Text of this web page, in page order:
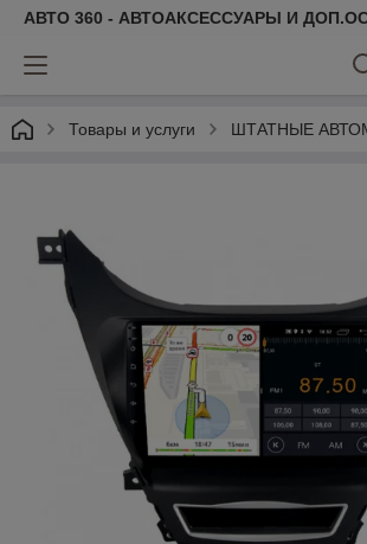
АВТО 360 - АВТОАКСЕССУАРЫ И
Товары и услуги ШТАТНЫЕ